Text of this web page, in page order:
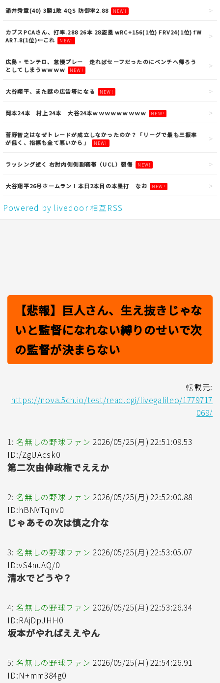
涌井秀章(40) 3勝1敗 4QS 防御率2.88 NEW!
カブスPCAさん、打率.288 26本 28盗塁 wRC+156(1位) FRV24(1位) fW
AR7.8(1位)←これ
NEW!
広島・モンテロ、怠慢プレー 走ればセーフだったのにベンチへ帰ろう
としてしまうｗｗｗｗ
NEW!
大谷翔平、また謎の広告塔になる NEW!
岡本24本 村上24本 大谷24本ｗｗｗｗｗｗｗｗｗ NEW!
菅野智之はなぜトレードが成立しなかったのか？「リーグで最も三振率
が低く、指標も全て悪いから」
NEW!
ラッシング逝く 右肘内側側副靱帯（UCL）裂傷 NEW!
大谷翔平26号ホームラン！本日2本目の本塁打 なお NEW!
Powered by livedoor 相互RSS
【悲報】巨人さん、生え抜きじゃな
いと監督になれない縛りのせいで次
の監督が決まらない
転載元:
https://nova.5ch.io/test/read.cgi/livegalileo/1779717
069/
1: 名無しの野球ファン 2026/05/25(月) 22:51:09.53
ID:/ZgUAcsk0
第二次由伸政権でええか
2: 名無しの野球ファン 2026/05/25(月) 22:52:00.88
ID:hBNVTqnv0
じゃあその次は慎之介な
3: 名無しの野球ファン 2026/05/25(月) 22:53:05.07
ID:vS4nuAQ/0
清水でどうや？
4: 名無しの野球ファン 2026/05/25(月) 22:53:26.34
ID:RAjDpJHH0
坂本がやればええやん
5: 名無しの野球ファン 2026/05/25(月) 22:54:26.91
ID:N+mm384g0